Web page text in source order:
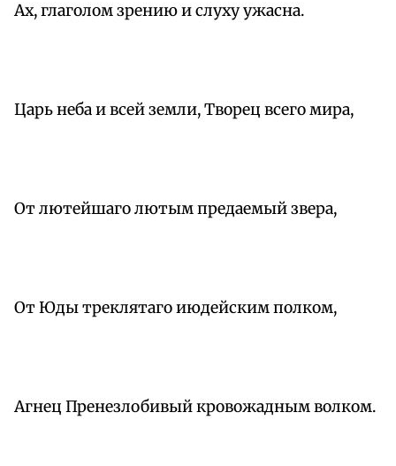
Ах, глаголом зрению и слуху ужасна.
Царь неба и всей земли, Творец всего мира,
От лютейшаго лютым предаемый звера,
От Юды треклятаго июдейским полком,
Агнец Пренезлобивый кровожадным волком.